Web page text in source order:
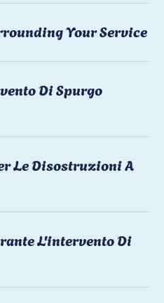
Your Service
Di Spurgo
Le Disostruzioni A
L'intervento Di